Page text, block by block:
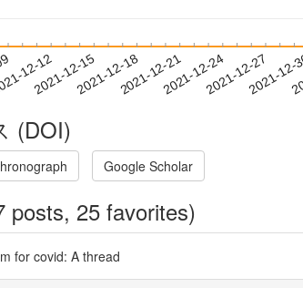
12-12
2021-12-152021-12-182021-12-212021-12-242021-12-27
2021-
(DOI)
Google Scholar
posts, 25 favorites)
for covid: A thread